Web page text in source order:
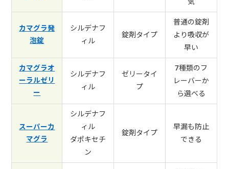
カマグラ発
泡錠
シルデナフ
ィル
錠剤タイプ
普通の錠剤
より吸収が
早い
カマグラオ
ーラルゼリ
ー
シルデナフ
ィル
ゼリータイ
プ
7種類のフ
レーバーか
ら選べる
スーパーカ
マグラ
シルデナフ
ィル
ダポキセチ
ン
錠剤タイプ
早漏も防止
できる